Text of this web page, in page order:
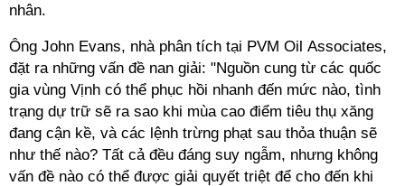
nhân.
Ông John Evans, nhà phân tích tại PVM Oil Associates,
đặt ra những vấn đề nan giải: "Nguồn cung từ các quốc
gia vùng Vịnh có thể phục hồi nhanh đến mức nào, tình
trạng dự trữ sẽ ra sao khi mùa cao điểm tiêu thụ xăng
đang cận kề, và các lệnh trừng phạt sau thỏa thuận sẽ
như thế nào? Tất cả đều đáng suy ngẫm, nhưng không
vấn đề nào có thể được giải quyết triệt để cho đến khi